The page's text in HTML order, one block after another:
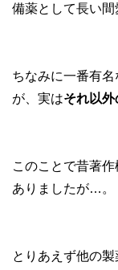
備薬として長い間
ちなみに一番有
が、実はそれ以外
このことで昔著
ありましたが…。
とりあえず他の